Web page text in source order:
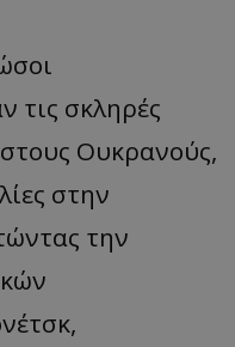
τις σκληρές
Ουκρανούς,
στην
την